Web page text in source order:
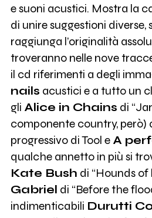
e suoni acustici. Mostra la
di unire suggestioni
raggiunga l’originalità
troveranno nelle nove
il cd riferimenti a degli
nails acustici e a tutto un
gli Alice in Chains di
componente country, però)
progressivo di Tool e A
qualche annetto in più si
Kate Bush di “Hounds of
Gabriel di “Before the
indimenticabili Durutti